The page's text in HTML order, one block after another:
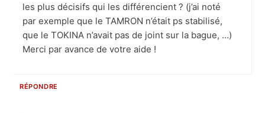
les plus décisifs qui les différencient ? (j’ai noté
par exemple que le TAMRON n’était ps stabilisé,
que le TOKINA n’avait pas de joint sur la bague, …)
Merci par avance de votre aide !
RÉPONDRE